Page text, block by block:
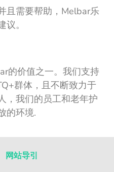
且需要帮助，Melbar乐
。
的价值之一。我们支持
群体，且不断致力于
，我们的员工和老年护
的环境.
网站导引